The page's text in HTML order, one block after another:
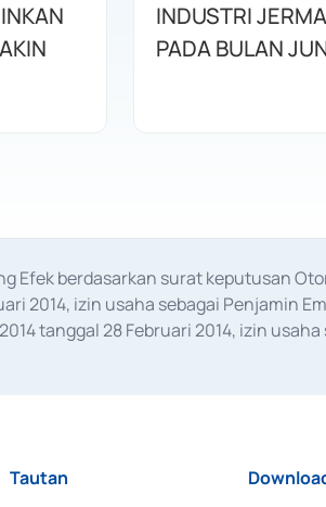
INDUSTRI
PADA BULAN
Efek berdasarkan surat keputusan
2014, izin usaha sebagai Penjamin
tanggal 28 Februari 2014, izin
Tautan